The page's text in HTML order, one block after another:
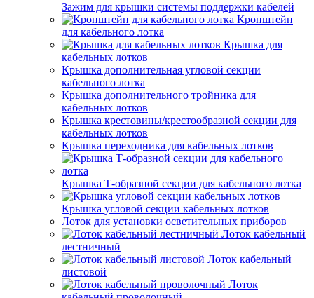
Зажим для крышки системы поддержки кабелей
Кронштейн
для кабельного лотка
Крышка для
кабельных лотков
Крышка дополнительная угловой секции
кабельного лотка
Крышка дополнительного тройника для
кабельных лотков
Крышка крестовины/крестообразной секции для
кабельных лотков
Крышка переходника для кабельных лотков
Крышка Т-образной секции для кабельного лотка
Крышка угловой секции кабельных лотков
Лоток для установки осветительных приборов
Лоток кабельный
лестничный
Лоток кабельный
листовой
Лоток